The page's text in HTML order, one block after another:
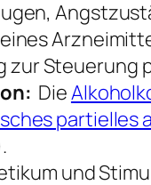
zur Steuerung
Die
partielles
und